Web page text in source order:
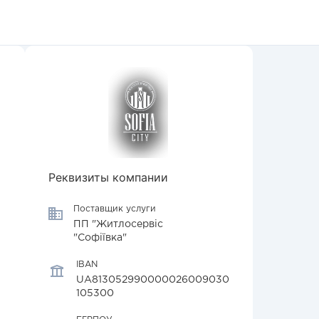
Реквизиты компании
Поставщик услуги
ПП "Житлосервіс
"Софіївка"
IBAN
UA813052990000026009030
105300